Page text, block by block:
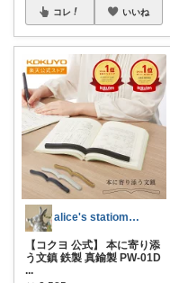
コレ いいね
alice's statiomery
【コクヨ 公式】 本に寄り添
う文鎮 鉄製 真鍮製 PW-01D
...